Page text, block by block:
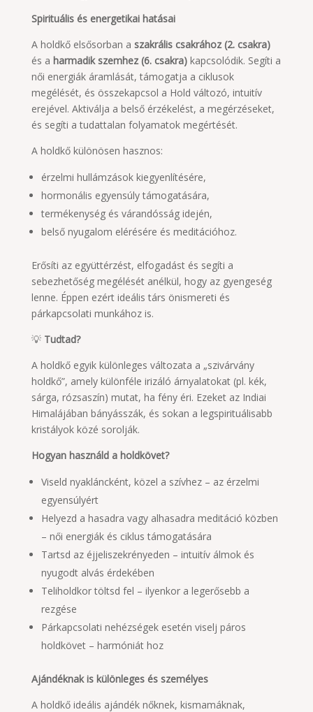
Spirituális és energetikai hatásai
A holdkő elsősorban a szakrális csakrához (2. csakra)
és a harmadik szemhez (6. csakra)kapcsolódik. Segíti a
női energiák áramlását, támogatja a ciklusok
megélését, és összekapcsol a Hold változó, intuitív
erejével. Aktiválja a belső érzékelést, a megérzéseket,
és segíti a tudattalan folyamatok megértését.
A holdkő különösen hasznos:
érzelmi hullámzások kiegyenlítésére,
hormonális egyensúly támogatására,
termékenység és várandósság idején,
belső nyugalom elérésére és meditációhoz.
Erősíti az együttérzést, elfogadást és segíti a
sebezhetőség megélését anélkül, hogy az gyengeség
lenne. Éppen ezért ideális társ önismereti és
párkapcsolati munkához is.
💡 Tudtad?
A holdkő egyik különleges változata a „szivárvány
holdkő”, amely különféle irizáló árnyalatokat (pl. kék,
sárga, rózsaszín) mutat, ha fény éri. Ezeket az Indiai
Himalájában bányásszák, és sokan a legspirituálisabb
kristályok közé sorolják.
Hogyan használd a holdkövet?
Viseld nyakláncként, közel a szívhez – az érzelmi
egyensúlyért
Helyezd a hasadra vagy alhasadra meditáció közben
– női energiák és ciklus támogatására
Tartsd az éjjeliszekrényeden – intuitív álmok és
nyugodt alvás érdekében
Teliholdkor töltsd fel – ilyenkor a legerősebb a
rezgése
Párkapcsolati nehézségek esetén viselj páros
holdkövet – harmóniát hoz
Ajándéknak is különleges és személyes
A holdkő ideális ajándék nőknek, kismamáknak,